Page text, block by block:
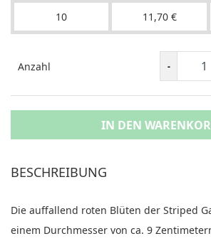
10 11,70 €
Anzahl
IN DEN
BESCHREIBUNG
Die auffallend roten Blüten der Striped
einem Durchmesser von ca. 9